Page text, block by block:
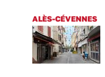
ALÈS-CÉVENNES